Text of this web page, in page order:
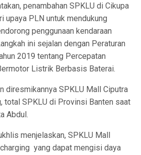
penambahan SPKLU di Cikupa
upaya PLN untuk mendukung
penggunaan kendaraan
ini sejalan dengan Peraturan
2019 tentang Percepatan
Listrik Berbasis Baterai.
diresmikannya SPKLU Mall Ciputra
total SPKLU di Provinsi Banten saat
Abdul.
menjelaskan, SPKLU Mall
yang dapat mengisi daya